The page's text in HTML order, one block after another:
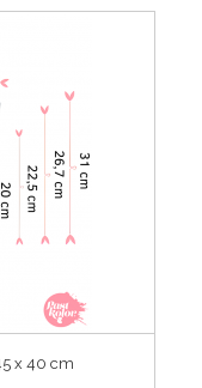
x 40 cm